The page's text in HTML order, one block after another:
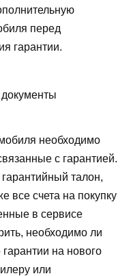
перед
гарантии.
необходимо
с гарантией.
талон,
все счета на покупку
в сервисе
необходимо ли
на нового
или